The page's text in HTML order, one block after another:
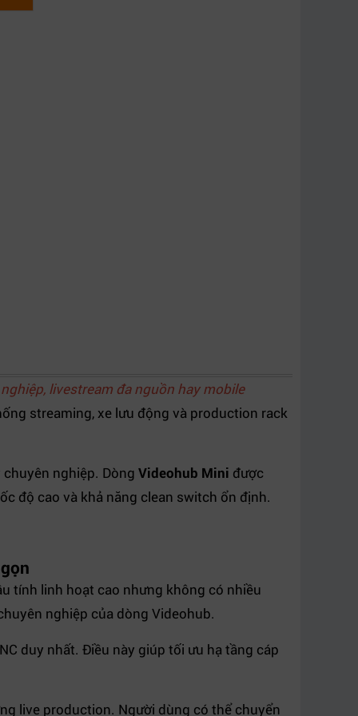
livestream đa nguồn hay mobile
streaming, xe lưu động và production rack
nghiệp. Dòng Videohub Mini được
độ cao và khả năng clean switch ổn định.
tính linh hoạt cao nhưng không có nhiều
nghiệp của dòng Videohub.
duy nhất. Điều này giúp tối ưu hạ tầng cáp
live production. Người dùng có thể chuyển